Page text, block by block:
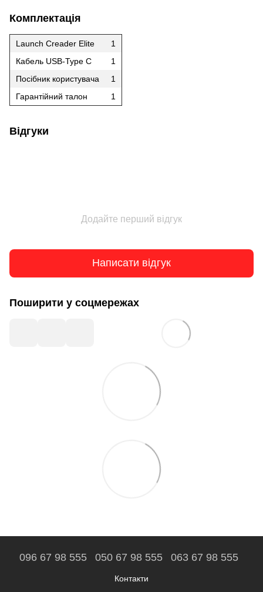
Комплектація
Launch Creader Elite
1
Кабель USB-Type C
1
Посібник користувача
1
Гарантійний талон
1
Відгуки
Додайте перший відгук
Написати відгук
Поширити у соцмережах
096 67 98 555 050 67 98 555 063 67 98 555
Контакти